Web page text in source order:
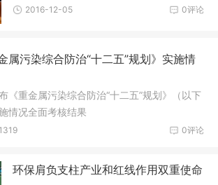
0评论
2016-12-05
属污染综合防治“十二五”规划》实施情
《重金属污染综合防治“十二五”规划》（以下
情况全面考核结果
0评论
1319
环保肩负支柱产业和红线作用双重使命